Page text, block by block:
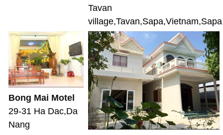
Tavan
village,Tavan,Sapa,Vietnam,Sapa
Bong Mai Motel
29-31 Ha Dac,Da
Nang